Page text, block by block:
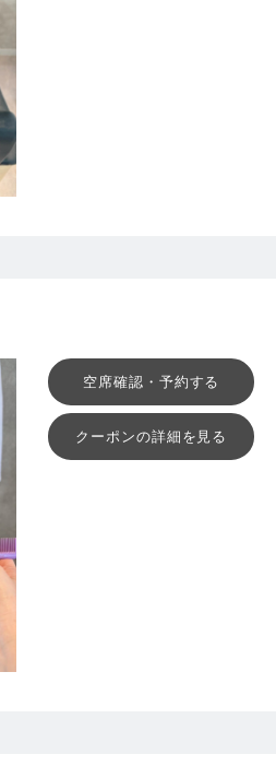
空席確認・予約する
クーポンの詳細を見る